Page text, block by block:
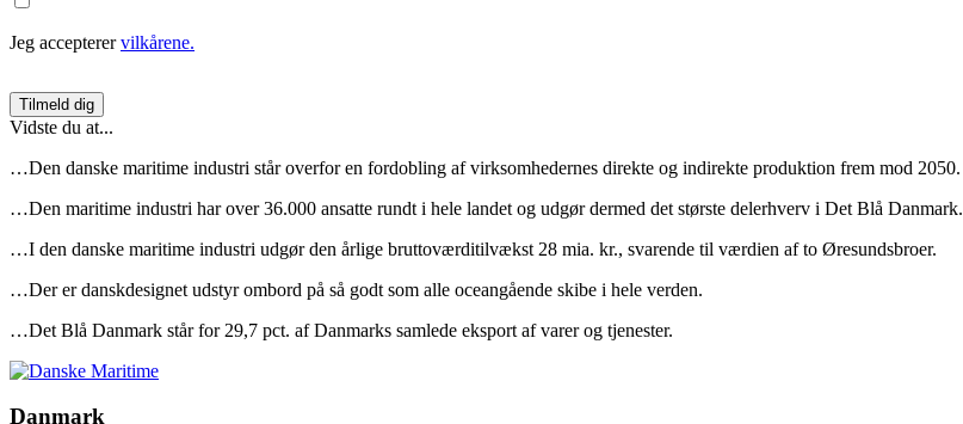
Jeg accepterervilkårene.
Vidste du at...
…Den danske maritime industri står overfor en fordobling af virksomhedernes direkte og indirekte produktion frem mod 2050.
…Den maritime industri har over 36.000 ansatte rundt i hele landet og udgør dermed det største delerhverv i Det Blå Danmark.
…I den danske maritime industri udgør den årlige bruttoværditilvækst 28 mia. kr., svarende til værdien af to Øresundsbroer.
…Der er danskdesignet udstyr ombord på så godt som alle oceangående skibe i hele verden.
…Det Blå Danmark står for 29,7 pct. af Danmarks samlede eksport af varer og tjenester.
Danmark